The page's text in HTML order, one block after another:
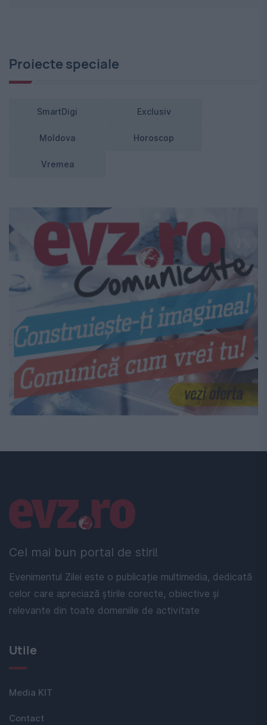
Proiecte speciale
SmartDigi Exclusiv
Moldova Horoscop
Vremea
Cel mai bun portal de stiri!
Evenimentul Zilei este o publicație multimedia, dedicată
celor care apreciază știrile corecte, obiective și
relevante din toate domeniile de activitate
Linkuri utile
Utile
Media KIT
Contact